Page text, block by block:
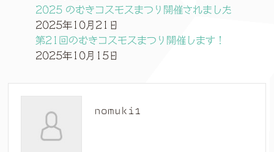
2025 のむきコスモスまつり開催されました
2025年10月21日
第21回のむきコスモスまつり開催します！
2025年10月15日
nomuki1